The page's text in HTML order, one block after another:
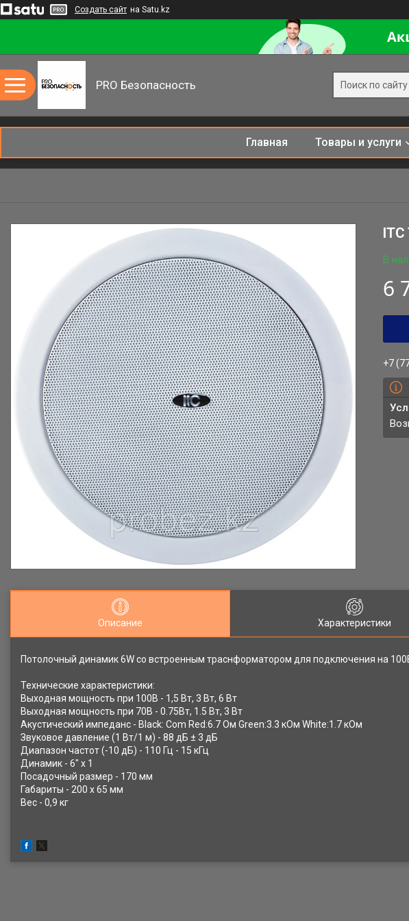
Создать сайт на Satu.kz
PRO Безопасность
Главная Товары и услуги
В
6
+7
Описание Характеристики
Потолочный динамик 6W со встроенным траснформатором для подключения на
Технические характеристики:
Выходная мощность при 100В - 1,5 Вт, 3 Вт, 6 Вт
Выходная мощность при 70В - 0.75Вт, 1.5 Вт, 3 Вт
Акустический импеданс - Black: Com Red:6.7 Ом Green:3.3 кОм White:1.7 кОм
Звуковое давление (1 Вт/1 м) - 88 дБ ± 3 дБ
Диапазон частот (-10 дБ) - 110 Гц - 15 кГц
Динамик - 6" х 1
Посадочный размер - 170 мм
Габариты - 200 x 65 мм
Вес - 0,9 кг